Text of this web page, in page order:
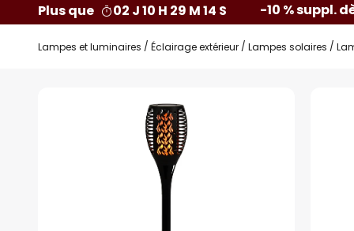
Plus que 02 J 10 H 29 M 13 S -10 % suppl.
Lampes et luminaires Éclairage extérieur Lampes solaires